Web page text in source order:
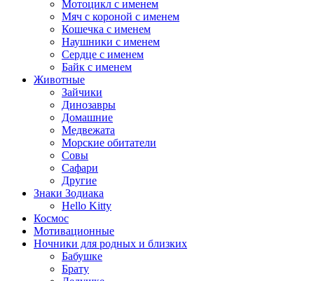
Мотоцикл с именем
Мяч с короной с именем
Кошечка с именем
Наушники с именем
Сердце с именем
Байк с именем
Животные
Зайчики
Динозавры
Домашние
Медвежата
Морские обитатели
Совы
Сафари
Другие
Знаки Зодиака
Hello Kitty
Космос
Мотивационные
Ночники для родных и близких
Бабушке
Брату